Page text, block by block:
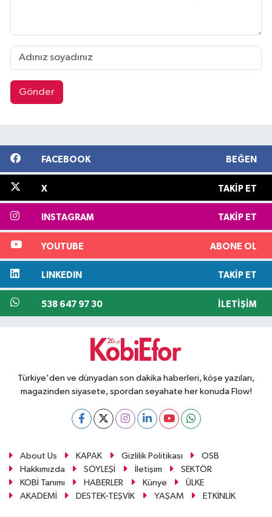
Gönder
FACEBOOK BEĞEN
X TAKIP ET
INSTAGRAM TAKIP ET
YOUTUBE ABONE OL
LINKEDIN TAKIP ET
538 647 97 30 İLETIŞIM
Türkiye'den ve dünyadan son dakika haberleri, köşe yazıları,
magazinden siyasete, spordan seyahate her konuda Flow!
About Us KAPAK Gizlilik Politikası
OSB
Hakkımızda
SÖYLEŞİ İletişim
SEKTÖR
KOBİ Tanımı
HABERLER Künye
ÜLKE
AKADEMİ
DESTEK-TEŞVİK YAŞAM ETKİNLİK